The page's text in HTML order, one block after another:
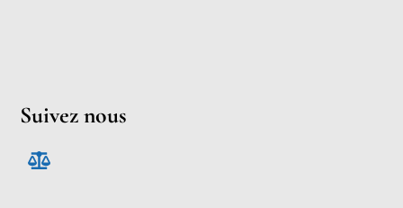
Suivez nous